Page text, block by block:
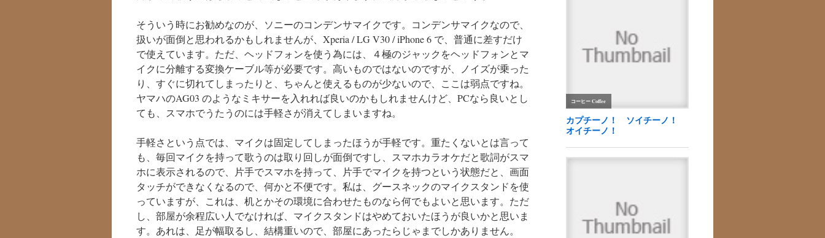
そういう時にお勧めなのが、ソニーのコンデンサマイクです。コンデンサマイクなので、
扱いが面倒と思われるかもしれませんが、Xperia / LG V30 / iPhone 6 で、普通に差すだけ
で使えています。ただ、ヘッドフォンを使う為には、４極のジャックをヘッドフォンとマ
イクに分離する変換ケーブル等が必要です。高いものではないのですが、ノイズが乗った
り、すぐに切れてしまったりと、ちゃんと使えるものが少ないので、ここは弱点ですね。
ヤマハのAG03 のようなミキサーを入れれば良いのかもしれませんけど、PCなら良いとし
ても、スマホでうたうのには手軽さが消えてしまいますね。
手軽さという点では、マイクは固定してしまったほうが手軽です。重たくないとは言って
も、毎回マイクを持って歌うのは取り回しが面倒ですし、スマホカラオケだと歌詞がスマ
ホに表示されるので、片手でスマホを持って、片手でマイクを持つという状態だと、画面
タッチができなくなるので、何かと不便です。私は、グースネックのマイクスタンドを使
っていますが、これは、机とかその環境に合わせたものなら何でもよいと思います。ただ
し、部屋が余程広い人でなければ、マイクスタンドはやめておいたほうが良いかと思いま
す。あれは、足が幅取るし、結構重いので、部屋にあったらじゃまでしかありません。